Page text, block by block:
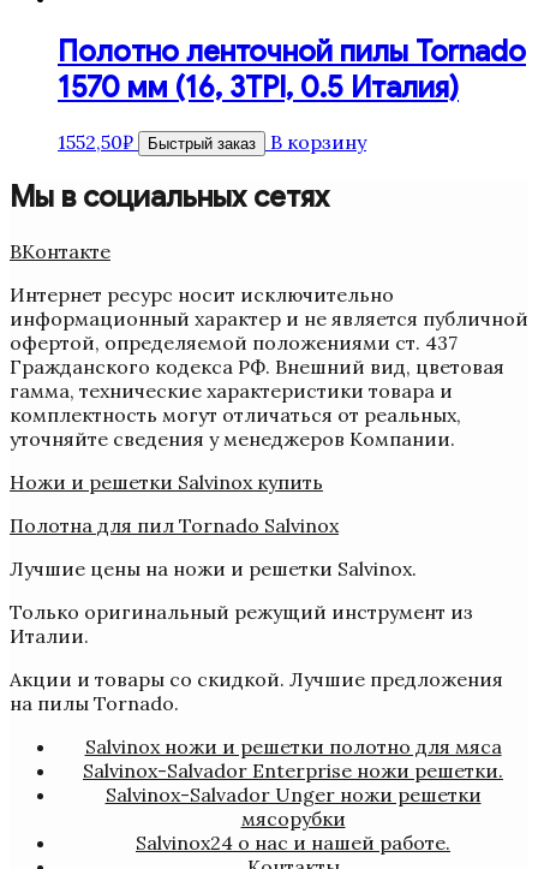
Полотно ленточной пилы Tornado
1570 мм (16, 3TPI, 0.5 Италия)
1552,50₽ Быстрый заказ В корзину
Мы в социальных сетях
ВКонтакте
Интернет ресурс носит исключительно
информационный характер и не является публичной
офертой, определяемой положениями ст. 437
Гражданского кодекса РФ. Внешний вид, цветовая
гамма, технические характеристики товара и
комплектность могут отличаться от реальных,
уточняйте сведения у менеджеров Компании.
Ножи и решетки Salvinox купить
Полотна для пил Tornado Salvinox
Лучшие цены на ножи и решетки Salvinox.
Только оригинальный режущий инструмент из
Италии.
Акции и товары со скидкой. Лучшие предложения
на пилы Tornado.
Salvinox ножи и решетки полотно для мяса
Salvinox-Salvador Enterprise ножи решетки.
Salvinox-Salvador Unger ножи решетки
мясорубки
Salvinox24 о нас и нашей работе.